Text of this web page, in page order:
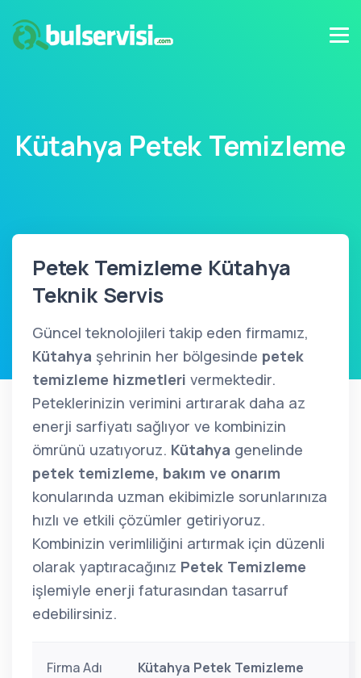
Kütahya Petek Temizleme
Petek Temizleme Kütahya
Teknik Servis
Güncel teknolojileri takip eden firmamız,
Kütahya şehrinin her bölgesinde petek
temizleme hizmetleri vermektedir.
Peteklerinizin verimini artırarak daha az
enerji sarfiyatı sağlıyor ve kombinizin
ömrünü uzatıyoruz. Kütahya genelinde
petek temizleme, bakım ve onarım
konularında uzman ekibimizle sorunlarınıza
hızlı ve etkili çözümler getiriyoruz.
Kombinizin verimliliğini artırmak için düzenli
olarak yaptıracağınız Petek Temizleme
işlemiyle enerji faturasından tasarruf
edebilirsiniz.
Firma Adı Kütahya Petek Temizleme